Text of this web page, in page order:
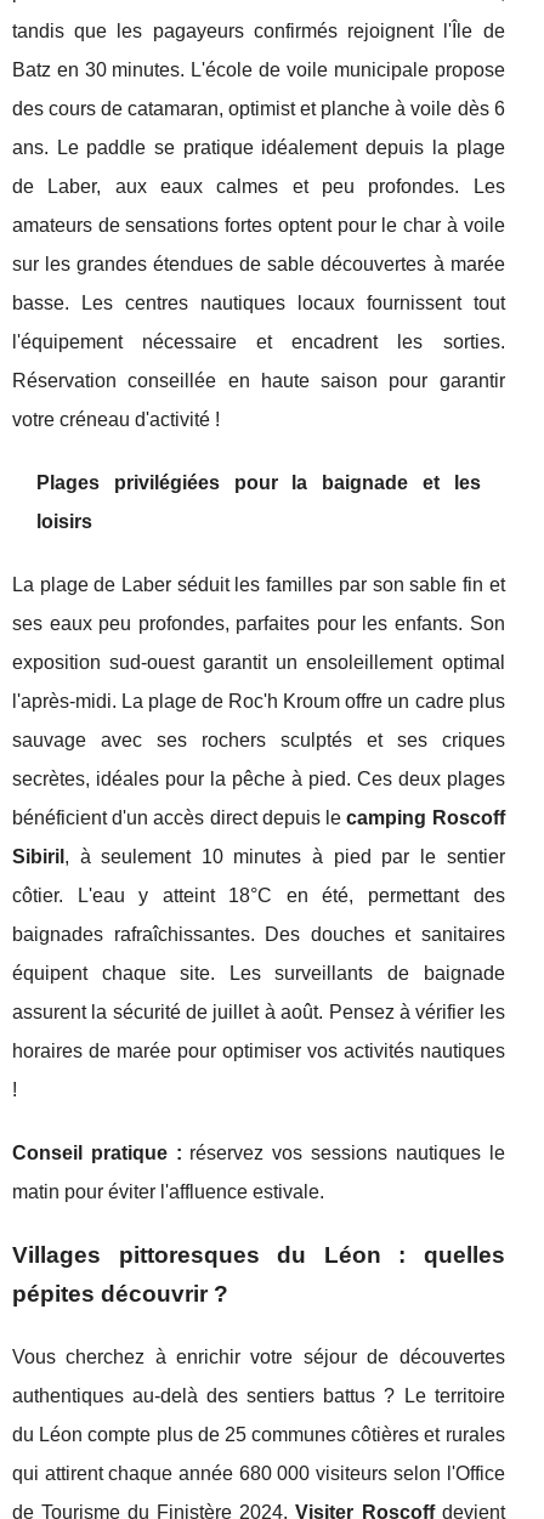
tandis que les pagayeurs confirmés rejoignent l'Île de
Batz en 30 minutes. L'école de voile municipale propose
des cours de catamaran, optimist et planche à voile dès 6
ans. Le paddle se pratique idéalement depuis la plage
de Laber, aux eaux calmes et peu profondes. Les
amateurs de sensations fortes optent pour le char à voile
sur les grandes étendues de sable découvertes à marée
basse. Les centres nautiques locaux fournissent tout
l'équipement nécessaire et encadrent les sorties.
Réservation conseillée en haute saison pour garantir
votre créneau d'activité !
Plages privilégiées pour la baignade et les
loisirs
La plage de Laber séduit les familles par son sable fin et
ses eaux peu profondes, parfaites pour les enfants. Son
exposition sud-ouest garantit un ensoleillement optimal
l'après-midi. La plage de Roc'h Kroum offre un cadre plus
sauvage avec ses rochers sculptés et ses criques
secrètes, idéales pour la pêche à pied. Ces deux plages
bénéficient d'un accès direct depuis lecamping Roscoff
Sibiril , à seulement 10 minutes à pied par le sentier
côtier. L'eau y atteint 18°C en été, permettant des
baignades rafraîchissantes. Des douches et sanitaires
équipent chaque site. Les surveillants de baignade
assurent la sécurité de juillet à août. Pensez à vérifier les
horaires de marée pour optimiser vos activités nautiques
!
Conseil pratique : réservez vos sessions nautiques le
matin pour éviter l'affluence estivale.
Villages pittoresques du Léon : quelles
pépites découvrir ?
Vous cherchez à enrichir votre séjour de découvertes
authentiques au-delà des sentiers battus ? Le territoire
du Léon compte plus de 25 communes côtières et rurales
qui attirent chaque année 680 000 visiteurs selon l'Office
de Tourisme du Finistère 2024.Visiter Roscoffdevient